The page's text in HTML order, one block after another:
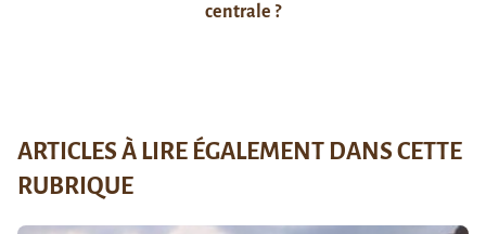
centrale ?
ARTICLES À LIRE ÉGALEMENT DANS CETTE
RUBRIQUE